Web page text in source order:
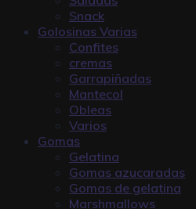
Snack
Golosinas Varias
Confites
cremas
Garrapiñadas
Mantecol
Obleas
Varios
Gomas
Gelatina
Gomas azucaradas
Gomas de gelatina
Marshmallows